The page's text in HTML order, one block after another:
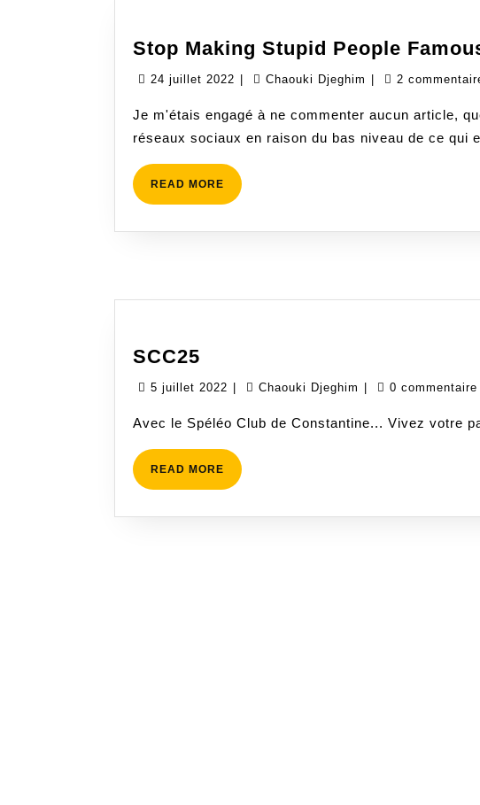
Stop Making Stupid People
24 juillet 2022 24
2022
Chaouki Djeghim Chaouki
2
Je m'étais engagé à ne commenter aucun article,
réseaux sociaux en raison du bas niveau de ce qui
READ MORE READ
MORE
SCC25
5 juillet 2022 5
2022
| Chaouki Djeghim Chaouki
| 0 commentaire
Avec le Spéléo Club de Constantine... Vivez votre
READ MORE READ
MORE